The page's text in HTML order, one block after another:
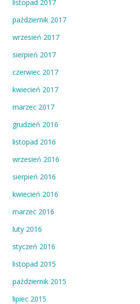
listopad 2017
październik 2017
wrzesień 2017
sierpień 2017
czerwiec 2017
kwiecień 2017
marzec 2017
grudzień 2016
listopad 2016
wrzesień 2016
sierpień 2016
kwiecień 2016
marzec 2016
luty 2016
styczeń 2016
listopad 2015
październik 2015
lipiec 2015